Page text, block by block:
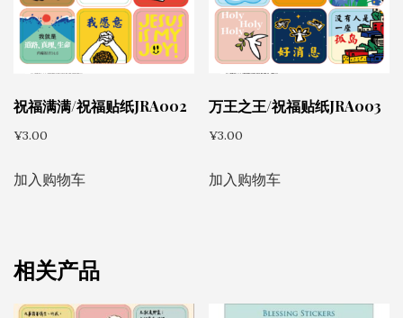
祝福满满/祝福贴纸JRA002
¥3.00
加入购物车
万王之王/祝福贴纸JRA003
¥3.00
加入购物车
相关产品